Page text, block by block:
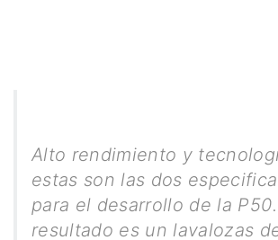
Alto rendimiento y
estas son las dos
para el desarrollo de la
resultado es un lavalozas